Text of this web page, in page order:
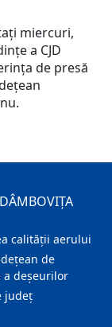
miercuri,
a CJD
de presă
calității aerului
de
a deșeurilor
judeţ